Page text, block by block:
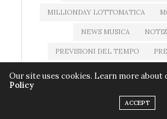
MILLIONDAY LOTTOMATICA
NEWS MUSICA
PREVISIONI DEL TEMPO
PROGRAMMI TV QUOTE
RICERCA
Our site uses cookies. Learn more about
Policy
ACCEPT